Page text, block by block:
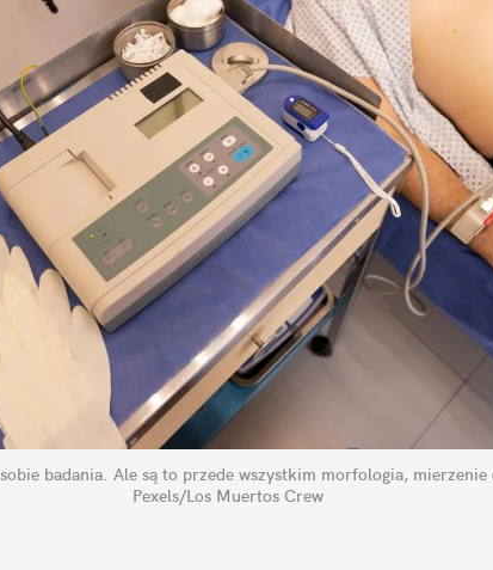
badania. Ale są to przede wszystkim morfologia, mierzenie
Pexels/Los Muertos Crew